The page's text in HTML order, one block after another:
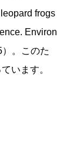
frogs
Environ
。このた
います。